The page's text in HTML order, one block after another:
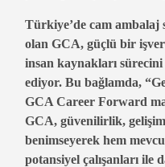
Türkiye’de cam
olan GCA, güçlü bir
insan kaynakları
ediyor. Bu bağlamda,
GCA Career Forward
GCA, güvenilirlik,
benimseyerek hem
potansiyel çalışanları ile